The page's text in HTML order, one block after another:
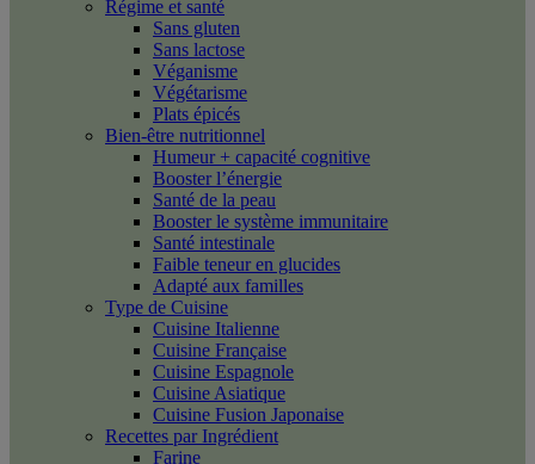
Régime et santé
Sans gluten
Sans lactose
Véganisme
Végétarisme
Plats épicés
Bien-être nutritionnel
Humeur + capacité cognitive
Booster l’énergie
Santé de la peau
Booster le système immunitaire
Santé intestinale
Faible teneur en glucides
Adapté aux familles
Type de Cuisine
Cuisine Italienne
Cuisine Française
Cuisine Espagnole
Cuisine Asiatique
Cuisine Fusion Japonaise
Recettes par Ingrédient
Farine